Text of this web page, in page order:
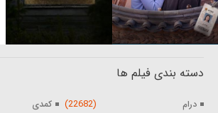
دسته بندی فیلم ها
درام (22682) کمدی